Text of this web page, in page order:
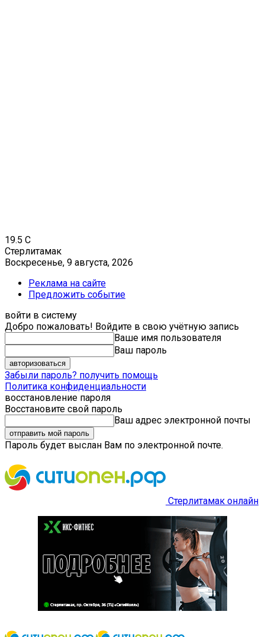
19.5 C
Стерлитамак
Воскресенье, 9 августа, 2026
Реклама на сайте
Предложить событие
войти в систему
Добро пожаловать! Войдите в свою учётную запись
Ваше имя пользователя
Ваш пароль
Забыли пароль? получить помощь
Политика конфиденциальности
восстановление пароля
Восстановите свой пароль
Ваш адрес электронной почты
Пароль будет выслан Вам по электронной почте.
Стерлитамак онлайн